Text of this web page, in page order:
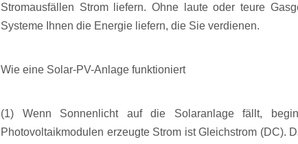
Stromausfällen Strom liefern. Ohne laute oder teure
Systeme Ihnen die Energie liefern, die Sie verdienen.
Wie eine Solar-PV-Anlage funktioniert
(1) Wenn Sonnenlicht auf die Solaranlage fällt,
Photovoltaikmodulen erzeugte Strom ist Gleichstrom (DC).